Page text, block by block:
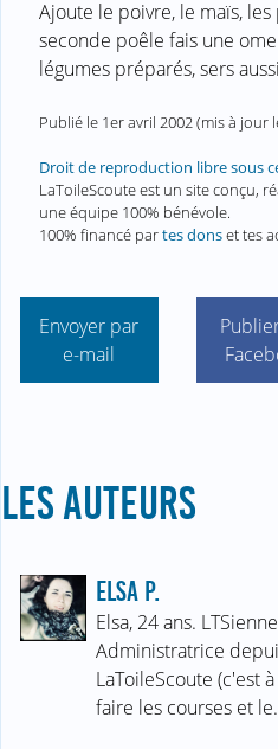
Ajoute le poivre, le maïs,
seconde poêle fais une
légumes préparés, sers
Publié le 1er avril 2002 (mis à jour
Droit de reproduction libre sous
LaToileScoute est un site conçu,
une équipe 100% bénévole.
100% financé partes donset tes
Envoyer par
e-mail
LES AUTEURS
ELSA P.
Elsa, 24 ans.
Administratrice
LaToileScoute (c'est
faire les courses et